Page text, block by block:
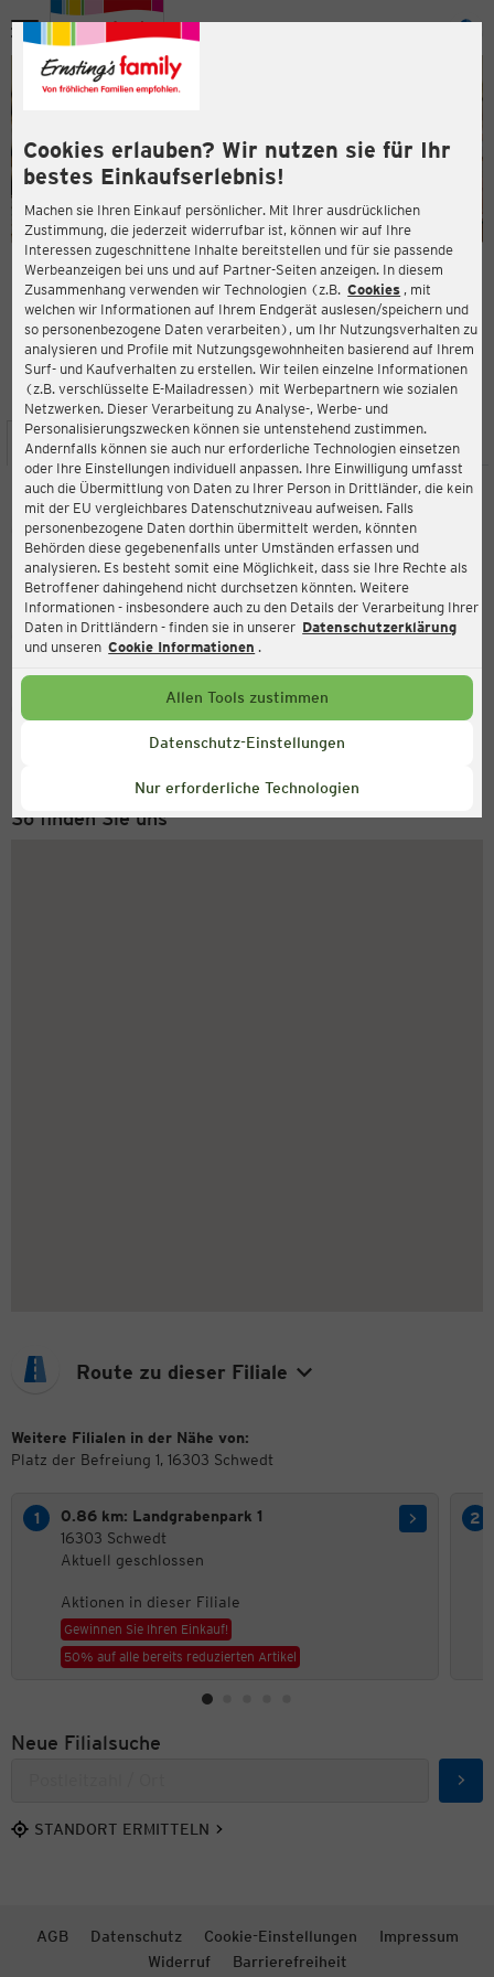
Cookies erlauben? Wir nutzen sie für Ihr
bestes Einkaufserlebnis!
Machen sie Ihren Einkauf persönlicher. Mit Ihrer ausdrücklichen
Zustimmung, die jederzeit widerrufbar ist, können wir auf Ihre
Interessen zugeschnittene Inhalte bereitstellen und für sie passende
Werbeanzeigen bei uns und auf Partner-Seiten anzeigen. In diesem
Zusammenhang verwenden wir Technologien (z.B. Cookies , mit
welchen wir Informationen auf Ihrem Endgerät auslesen/speichern und
so personenbezogene Daten verarbeiten), um Ihr Nutzungsverhalten zu
analysieren und Profile mit Nutzungsgewohnheiten basierend auf Ihrem
Surf- und Kaufverhalten zu erstellen. Wir teilen einzelne Informationen
(z.B. verschlüsselte E-Mailadressen) mit Werbepartnern wie sozialen
Netzwerken. Dieser Verarbeitung zu Analyse-, Werbe- und
Personalisierungszwecken können sie untenstehend zustimmen.
Andernfalls können sie auch nur erforderliche Technologien einsetzen
oder Ihre Einstellungen individuell anpassen. Ihre Einwilligung umfasst
auch die Übermittlung von Daten zu Ihrer Person in Drittländer, die kein
mit der EU vergleichbares Datenschutzniveau aufweisen. Falls
personenbezogene Daten dorthin übermittelt werden, könnten
Behörden diese gegebenenfalls unter Umständen erfassen und
analysieren. Es besteht somit eine Möglichkeit, dass sie Ihre Rechte als
Betroffener dahingehend nicht durchsetzen könnten. Weitere
Informationen - insbesondere auch zu den Details der Verarbeitung Ihrer
Daten in Drittländern - finden sie in unserer Datenschutzerklärung
und unseren Cookie Informationen .
Allen Tools zustimmen
Datenschutz-Einstellungen
Nur erforderliche Technologien
Menü
ERNSTING'S FAMILY FILIALE
Platz der Befreiung 1
16303 Schwedt
4,3
Bewertung:
STANDORT SERVICES SORTIMENT AKTIONEN
Ernsting's family
Platz der Befreiung 1, 16303 Schwedt
Aktuell:
Geschlossen
Service Hotline
+49 (0) 2546 / 98 999 98
So finden Sie uns
Route zu dieser Filiale
Weitere Filialen in der Nähe von:
Platz der Befreiung 1, 16303 Schwedt
0.86 km: Landgrabenpark 1
16303 Schwedt
Aktuell geschlossen
Aktionen in dieser Filiale
Gewinnen Sie Ihren Einkauf!
50% auf alle bereits reduzierten Artikel
Neue Filialsuche
STANDORT ERMITTELN
AGB Datenschutz Cookie-Einstellungen
Impressum
Widerruf
Barrierefreiheit